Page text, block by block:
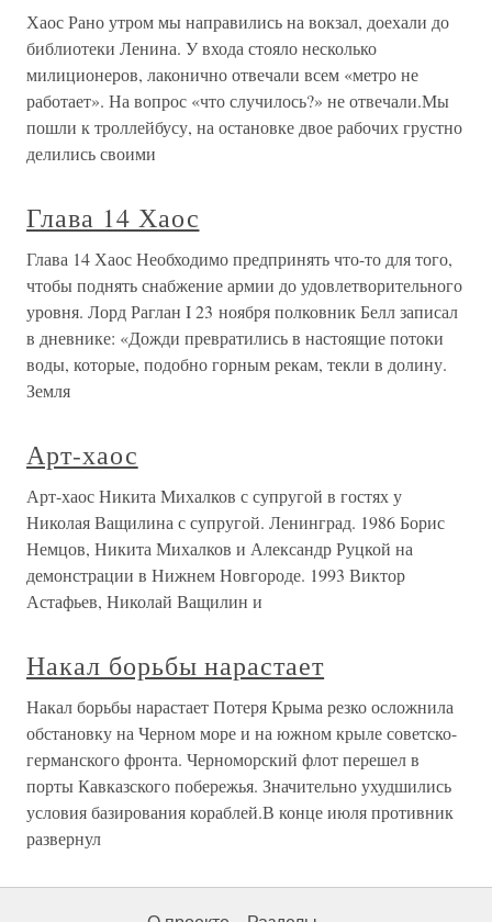
Хаос Рано утром мы направились на вокзал, доехали до
библиотеки Ленина. У входа стояло несколько
милиционеров, лаконично отвечали всем «метро не
работает». На вопрос «что случилось?» не отвечали.Мы
пошли к троллейбусу, на остановке двое рабочих грустно
делились своими
Глава 14 Хаос
Глава 14 Хаос Необходимо предпринять что-то для того,
чтобы поднять снабжение армии до удовлетворительного
уровня. Лорд Раглан I 23 ноября полковник Белл записал
в дневнике: «Дожди превратились в настоящие потоки
воды, которые, подобно горным рекам, текли в долину.
Земля
Арт-хаос
Арт-хаос Никита Михалков с супругой в гостях у
Николая Ващилина с супругой. Ленинград. 1986 Борис
Немцов, Никита Михалков и Александр Руцкой на
демонстрации в Нижнем Новгороде. 1993 Виктор
Астафьев, Николай Ващилин и
Накал борьбы нарастает
Накал борьбы нарастает Потеря Крыма резко осложнила
обстановку на Черном море и на южном крыле советско-
германского фронта. Черноморский флот перешел в
порты Кавказского побережья. Значительно ухудшились
условия базирования кораблей.В конце июля противник
развернул